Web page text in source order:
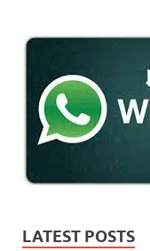
LATEST POSTS